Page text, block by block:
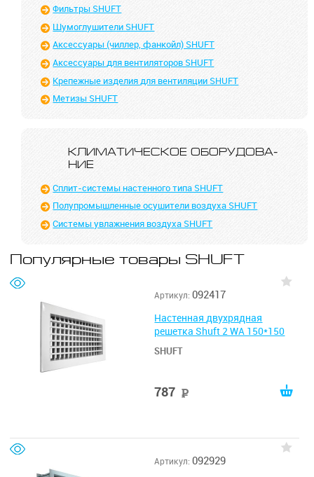
Фильтры SHUFT
Шумоглушители SHUFT
Аксессуары (чиллер, фанкойл) SHUFT
Аксессуары для вентиляторов SHUFT
Крепежные изделия для вентиляции SHUFT
Метизы SHUFT
КЛИМАТИ­ЧЕС­КОЕ ОБОРУ­ДО­ВА­
НИЕ
Сплит-системы настенного типа SHUFT
Полупромышленные осушители воздуха SHUFT
Системы увлажнения воздуха SHUFT
Популярные товары SHUFT
Артикул: 092417
Настенная двухрядная
решетка Shuft 2 WA 150*150
SHUFT
787
Артикул: 092929